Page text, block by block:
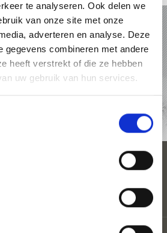
te analyseren. Ook delen we
van onze site met onze
adverteren en analyse. Deze
gegevens combineren met andere
heeft verstrekt of die ze hebben
uw gebruik van hun services.
- MARTELLTAL
PAKKETTEN